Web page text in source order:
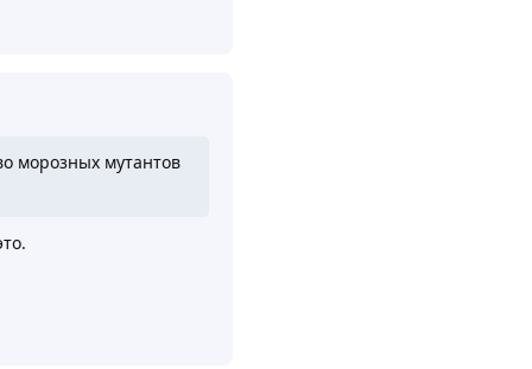
морозных мутантов